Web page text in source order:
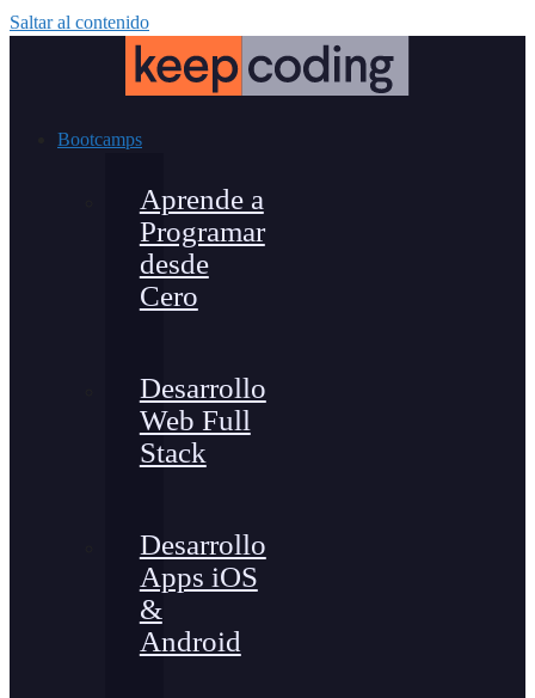
Saltar al contenido
Bootcamps
Aprende a
Programar
desde
Cero
Desarrollo
Web Full
Stack
Desarrollo
Apps iOS
&
Android